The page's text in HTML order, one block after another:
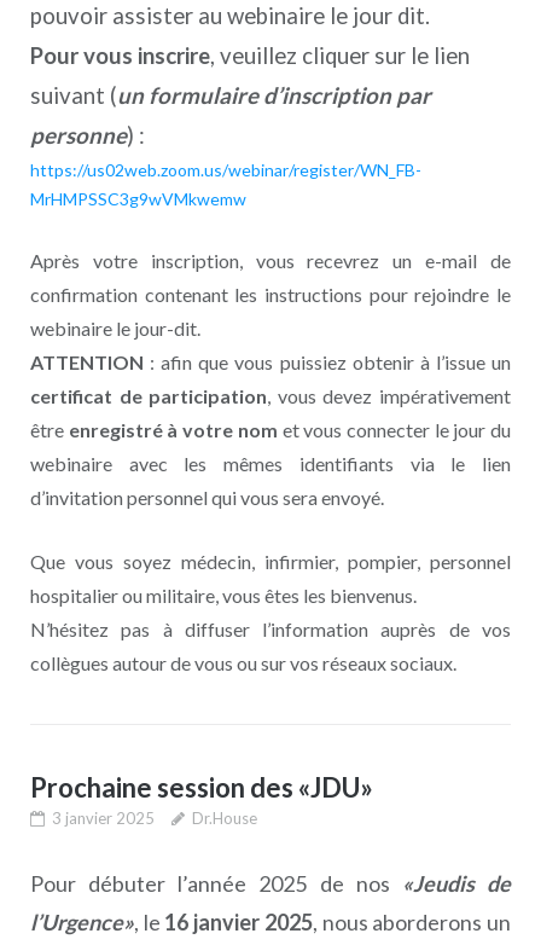
pouvoir assister au webinaire le jour dit.
Pour vous inscrire, veuillez cliquer sur le lien
suivant (un formulaire d’inscription par
personne) :
https://us02web.zoom.us/webinar/register/WN_FB-
MrHMPSSC3g9wVMkwemw
Après votre inscription, vous recevrez un e-mail de
confirmation contenant les instructions pour rejoindre le
webinaire le jour-dit.
ATTENTION : afin que vous puissiez obtenir à l’issue un
certificat de participation , vous devez impérativement
être enregistré à votre nom et vous connecter le jour du
webinaire avec les mêmes identifiants via le lien
d’invitation personnel qui vous sera envoyé.
Que vous soyez médecin, infirmier, pompier, personnel
hospitalier ou militaire, vous êtes les bienvenus.
N’hésitez pas à diffuser l’information auprès de vos
collègues autour de vous ou sur vos réseaux sociaux.
Prochaine session des «JDU»
3 janvier 2025 Dr.House
Pour débuter l’année 2025 de nos «Jeudis de
l’Urgence», le 16 janvier 2025, nous aborderons un